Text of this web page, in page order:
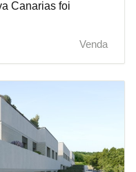
Canarias foi
Venda